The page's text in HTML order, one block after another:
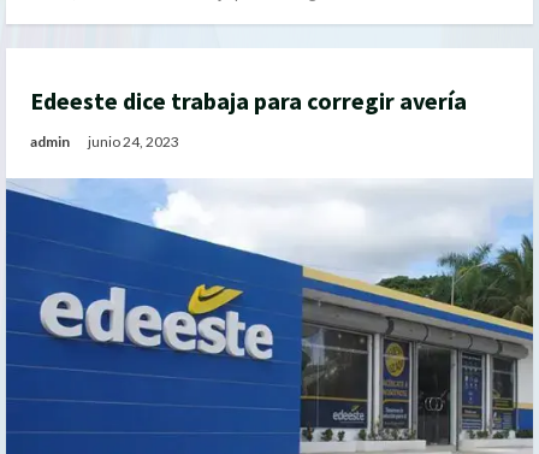
Edeeste dice trabaja para corregir avería
admin junio 24, 2023